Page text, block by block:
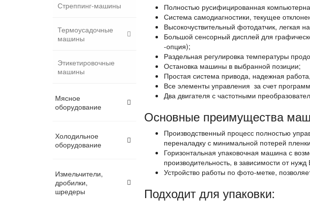
Стреппинг-машины
Термоусадочные
машины
Этикетировочные
машины
Мясное
оборудование
Холодильное
оборудование
Измельчители,
дробилки,
шредеры
Полностью русифицированная
Система самодиагностики, текущее
Высокочуствительный фотодатчик, легкая
Большой сенсорный дисплей для
-опция);
Раздельная регулировка температуры
Остановка машины в выбранной позиции;
Простая система привода, надежная
Все элементы управления за счет
Два двигателя с частотными
Основные преимущества
Производственный процесс полностью
переналадку с минимальной потерей
Горизонтальная упаковочная машина с
производительность, в зависимости от
Устройство работы по фото-метке,
Подходит для упаковки: